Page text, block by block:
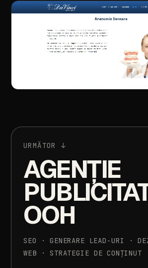
URMĂTOR ↓
AGENȚIE
OOH
SEO · GENERARE LEAD-URI ·
WEB
· STRATEGIE DE CONȚINUT